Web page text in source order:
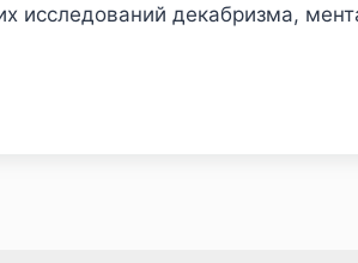
декабризма,